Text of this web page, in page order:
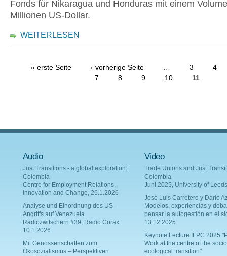
Fonds für Nikaragua und Honduras mit einem
Millionen US-Dollar.
WEITERLESEN
« erste Seite ‹ vorherige Seite … 3
4
7
8 9 10 11
Audio
Just Transitions - a global exploration:
Colombia
Centre for Employment Relations,
Innovation and Change, 26.1.2026
Analyse und Einordnung des US-
Angriffs auf Venezuela
Radiozwitschern #39, Radio Corax
10.1.2026
Mit Genossenschaften zum
Ökosozialismus – Perspektiven
Video
Trade Unions and Just
Colombia
Juni 2025, University of Leeds
Josè Luis Carretero y Dario
Modelos, experiencias y
pensar la autogestión en el
13.12.2025
Keynote Lecture ILPC 2025
Work at the centre of the
ecological transition"